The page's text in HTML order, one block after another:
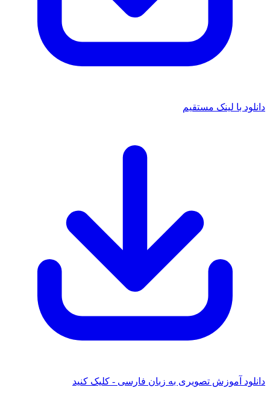
با لینک مستقیم
آموزش تصویری به زبان فارسی - کلیک کنید